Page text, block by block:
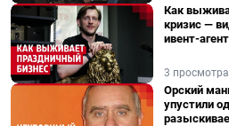
Как
кризис —
ивент-
3 просмотра
Орский
упустили